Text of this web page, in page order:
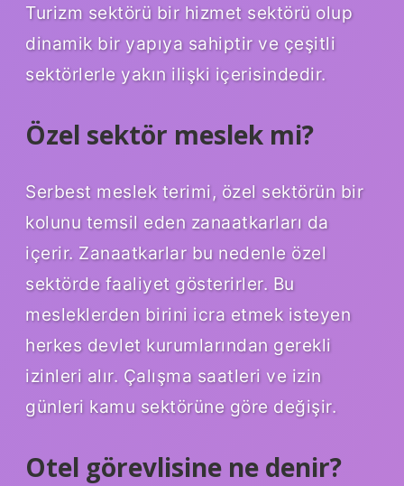
Turizm sektörü bir hizmet sektörü olup
dinamik bir yapıya sahiptir ve çeşitli
sektörlerle yakın ilişki içerisindedir.
Özel sektör meslek mi?
Serbest meslek terimi, özel sektörün bir
kolunu temsil eden zanaatkarları da
içerir. Zanaatkarlar bu nedenle özel
sektörde faaliyet gösterirler. Bu
mesleklerden birini icra etmek isteyen
herkes devlet kurumlarından gerekli
izinleri alır. Çalışma saatleri ve izin
günleri kamu sektörüne göre değişir.
Otel görevlisine ne denir?